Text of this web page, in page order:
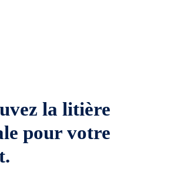
la litière
pour votre